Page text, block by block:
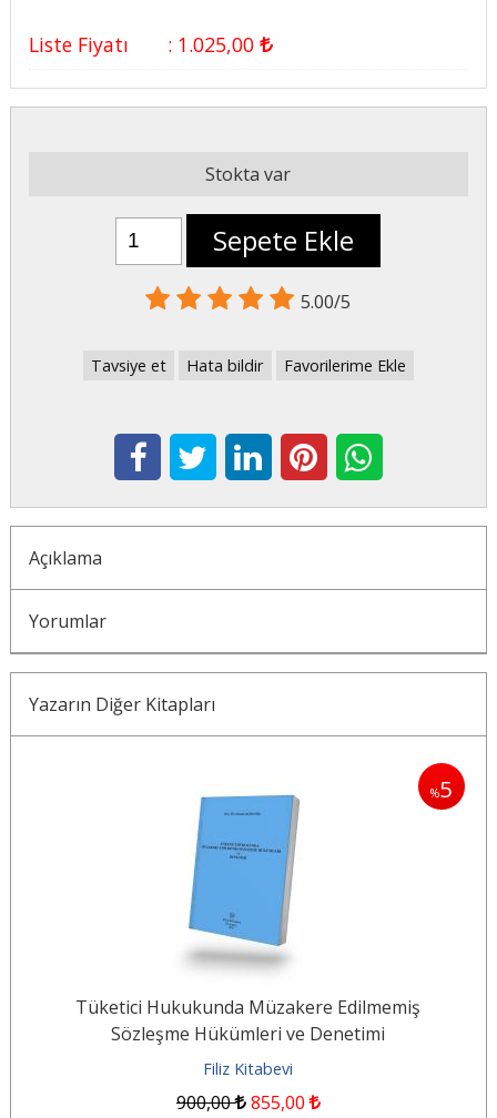
Liste Fiyatı : 1.025,00
Stokta var
Sepete Ekle
5.00/5
Tavsiye et Hata bildir Favorilerime Ekle
Açıklama
Yorumlar
Yazarın Diğer Kitapları
%5
Tüketici Hukukunda Müzakere Edilmemiş
Sözleşme Hükümleri ve Denetimi
Filiz Kitabevi
900,00 855,00